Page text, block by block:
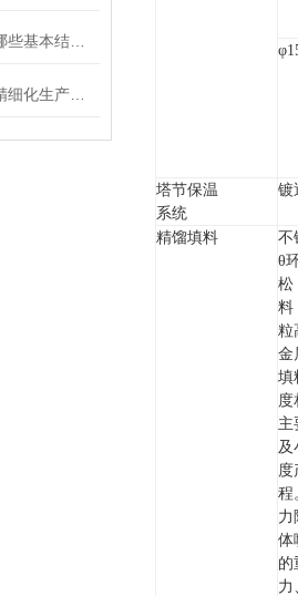
塔节保温
系统
镀
精馏填料
不
θ
松
料
粒
金
填
度
主
及
度
程
力
体
的
力